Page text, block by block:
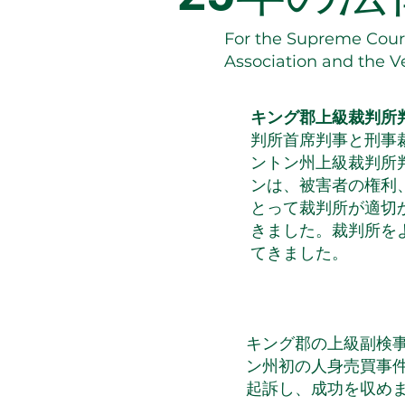
For the Supreme
Association and the
キング郡上級裁判所
判所首席判事と刑事
ントン州上級裁判所
ンは、被害者の権利
とって裁判所が適
きました。裁判所
てきました。
キング郡の上級副検
ン州初の人身売買事
起訴し、成功を収め